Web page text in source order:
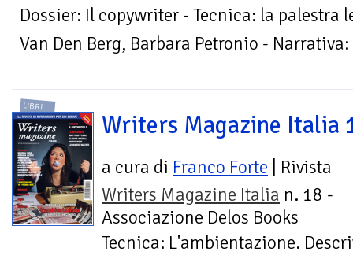
Dossier: Il copywriter - Tecnica: la palestra
Van Den Berg, Barbara Petronio -
LIBRI
Writers Magazine Italia
a cura di Franco Forte | Rivista
Writers Magazine Italia n. 18 -
Associazione Delos Books
Tecnica: L'ambientazione.